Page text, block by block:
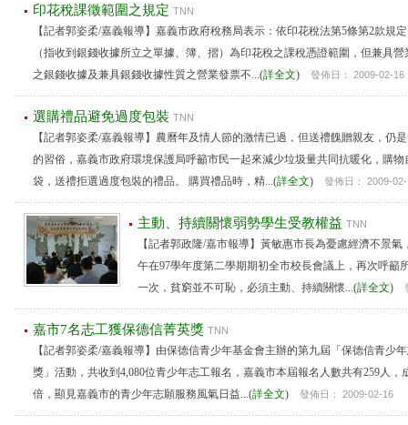
印花稅課徵範圍之規定 TNN
【記者郭姿柔/嘉義報導】嘉義市政府稅務局表示：依印花稅法第5條第2款規
（指收到銀錢收據所立之單據、簿、摺）為印花稅之課稅憑證範圍，但兼具
之銀錢收據及兼具銀錢收據性質之營業發票不...(詳全文) 發佈日： 2009-02-16
選購禮品避免過度包裝 TNN
【記者郭姿柔/嘉義報導】農曆年及情人節的激情已過，但送禮餽贈親友，仍
的習俗，嘉義市政府環境保護局呼籲市民一起來減少垃圾量共同抗暖化，購物
袋，送禮拒選過度包裝的禮品。 購買禮品時，精...(詳全文) 發佈日： 2009-
主動、持續關懷弱勢學生受教權益 TNN
【記者郭政隆/嘉市報導】黃敏惠市長為憂慮經濟不景
午在97學年度第二學期期初全市校長會議上，再次呼籲
一次，貧窮並不可恥，必須主動、持續關懷...(詳全文)
嘉市7名志工獲保德信菁英獎 TNN
【記者郭姿柔/嘉義報導】由保德信青少年基金會主辦的第九屆「保德信青少
獎」活動，共收到4,080位青少年志工報名，嘉義市本屆報名人數共有259人，
倍，顯見嘉義市的青少年志願服務風氣日益...(詳全文) 發佈日： 2009-02-16